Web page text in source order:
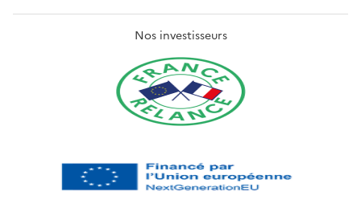
Nos investisseurs